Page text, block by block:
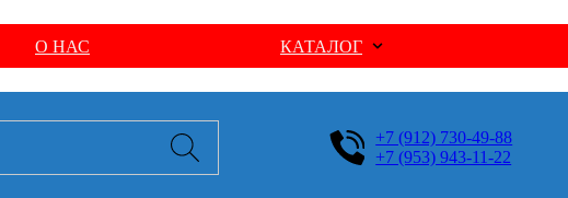
О НАС КАТАЛОГ
+7 (912) 730-49-88
+7 (953) 943-11-22